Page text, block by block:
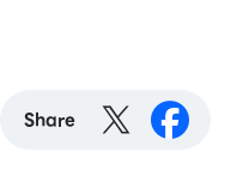
Share